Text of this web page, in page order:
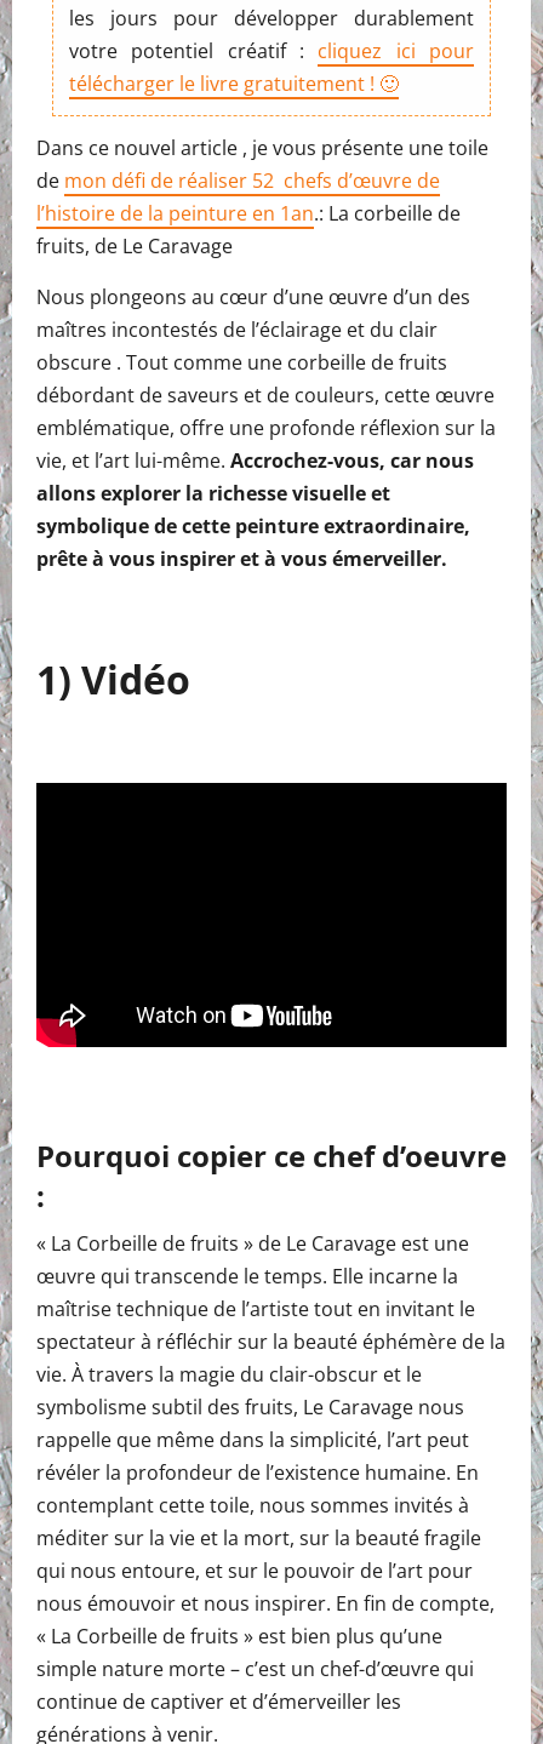
les jours pour développer durablement
votre potentiel créatif : cliquez ici pour
télécharger le livre gratuitement ! 🙂
Dans ce nouvel article , je vous présente une toile
de mon défi de réaliser 52 chefs d’œuvre de
l’histoire de la peinture en 1an.: La corbeille de
fruits, de Le Caravage
Nous plongeons au cœur d’une œuvre d’un des
maîtres incontestés de l’éclairage et du clair
obscure . Tout comme une corbeille de fruits
débordant de saveurs et de couleurs, cette œuvre
emblématique, offre une profonde réflexion sur la
vie, et l’art lui-même. Accrochez-vous, car nous
allons explorer la richesse visuelle et
symbolique de cette peinture extraordinaire,
prête à vous inspirer et à vous émerveiller.
1) Vidéo
Pourquoi copier ce chef d’oeuvre
:
« La Corbeille de fruits » de Le Caravage est une
œuvre qui transcende le temps. Elle incarne la
maîtrise technique de l’artiste tout en invitant le
spectateur à réfléchir sur la beauté éphémère de la
vie. À travers la magie du clair-obscur et le
symbolisme subtil des fruits, Le Caravage nous
rappelle que même dans la simplicité, l’art peut
révéler la profondeur de l’existence humaine. En
contemplant cette toile, nous sommes invités à
méditer sur la vie et la mort, sur la beauté fragile
qui nous entoure, et sur le pouvoir de l’art pour
nous émouvoir et nous inspirer. En fin de compte,
« La Corbeille de fruits » est bien plus qu’une
simple nature morte – c’est un chef-d’œuvre qui
continue de captiver et d’émerveiller les
générations à venir.